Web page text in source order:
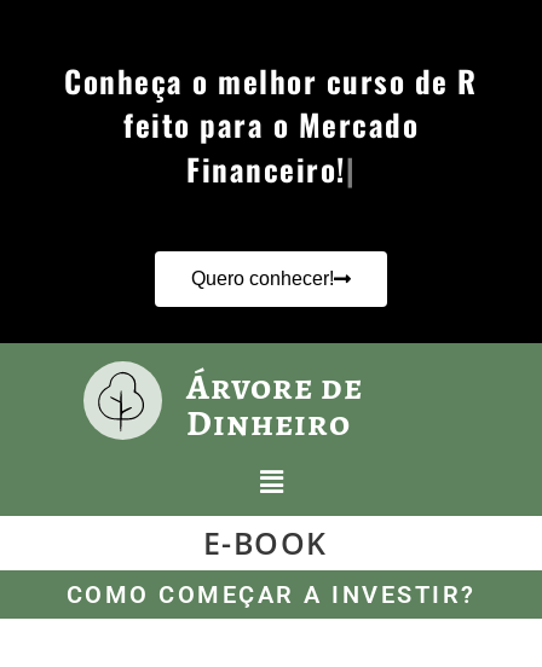
Conheça o melhor curso de R
feito para o Mercado
Financeiro!
Quero conhecer!
Árvore de
Dinheiro
E-BOOK
COMO COMEÇAR A INVESTIR?